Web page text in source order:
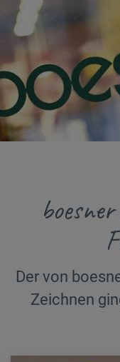
Der von
Zeichnen